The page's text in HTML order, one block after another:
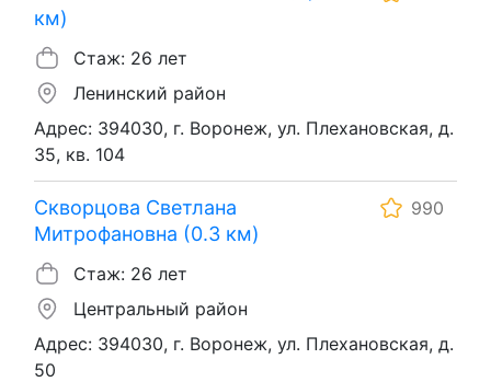
км)
Стаж: 26 лет
Ленинский район
Адрес: 394030, г. Воронеж, ул. Плехановская, д.
35, кв. 104
Скворцова Светлана
Митрофановна (0.3 км)
990
Стаж: 26 лет
Центральный район
Адрес: 394030, г. Воронеж, ул. Плехановская, д.
50